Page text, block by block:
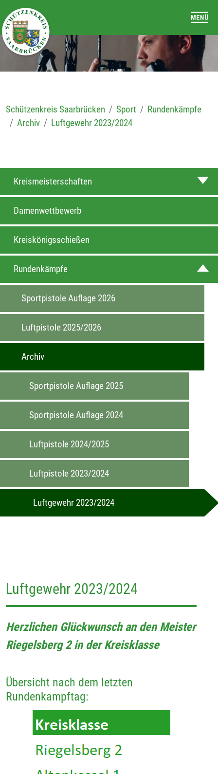
Schützenkreis Saarbrücken Sport
Rundenkämpfe
Archiv
Luftgewehr 2023/2024
Kreismeisterschaften
Damenwettbewerb
Kreiskönigsschießen
Rundenkämpfe
Sportpistole Auflage 2026
Luftpistole 2025/2026
Archiv
Sportpistole Auflage 2025
Sportpistole Auflage 2024
Luftpistole 2024/2025
Luftpistole 2023/2024
Luftgewehr 2023/2024
Luftgewehr 2023/2024
Herzlichen Glückwunsch an den Meister
Riegelsberg 2 in der Kreisklasse
Übersicht nach dem letzten
Rundenkampftag: